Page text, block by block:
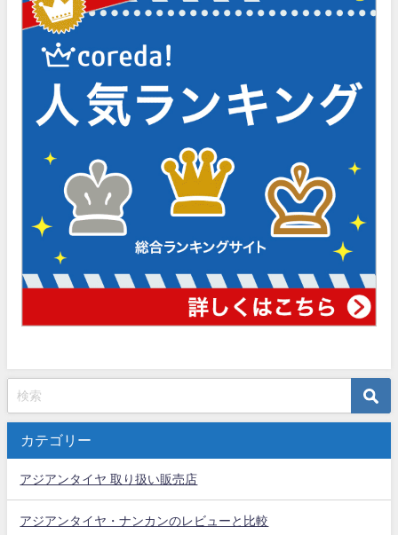
カテゴリー
アジアンタイヤ 取り扱い販売店
アジアンタイヤ・ナンカンのレビューと比較